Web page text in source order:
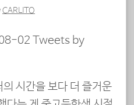
CARLITO
02 Tweets by
의 시간을 보다 더 즐거운